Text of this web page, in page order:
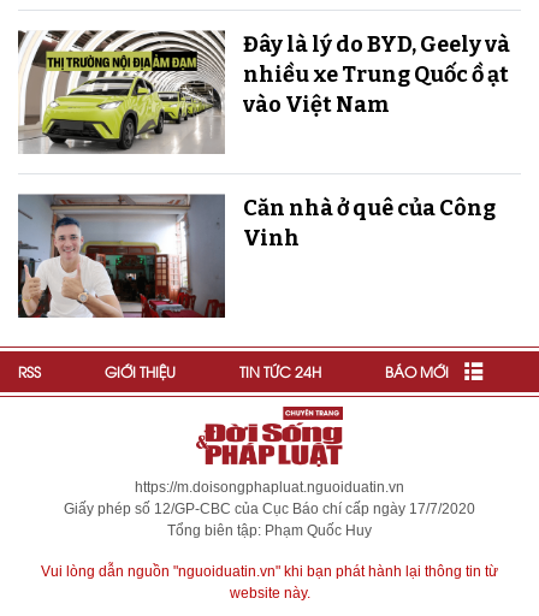
Đây là lý do BYD, Geely và
nhiều xe Trung Quốc ồ ạt
vào Việt Nam
Căn nhà ở quê của Công
Vinh
RSS GIỚI THIỆU TIN TỨC 24H BÁO MỚI
https://m.doisongphapluat.nguoiduatin.vn
Giấy phép số 12/GP-CBC của Cục Báo chí cấp ngày 17/7/2020
Tổng biên tập: Phạm Quốc Huy
Vui lòng dẫn nguồn "nguoiduatin.vn" khi bạn phát hành lại thông tin từ
website này.